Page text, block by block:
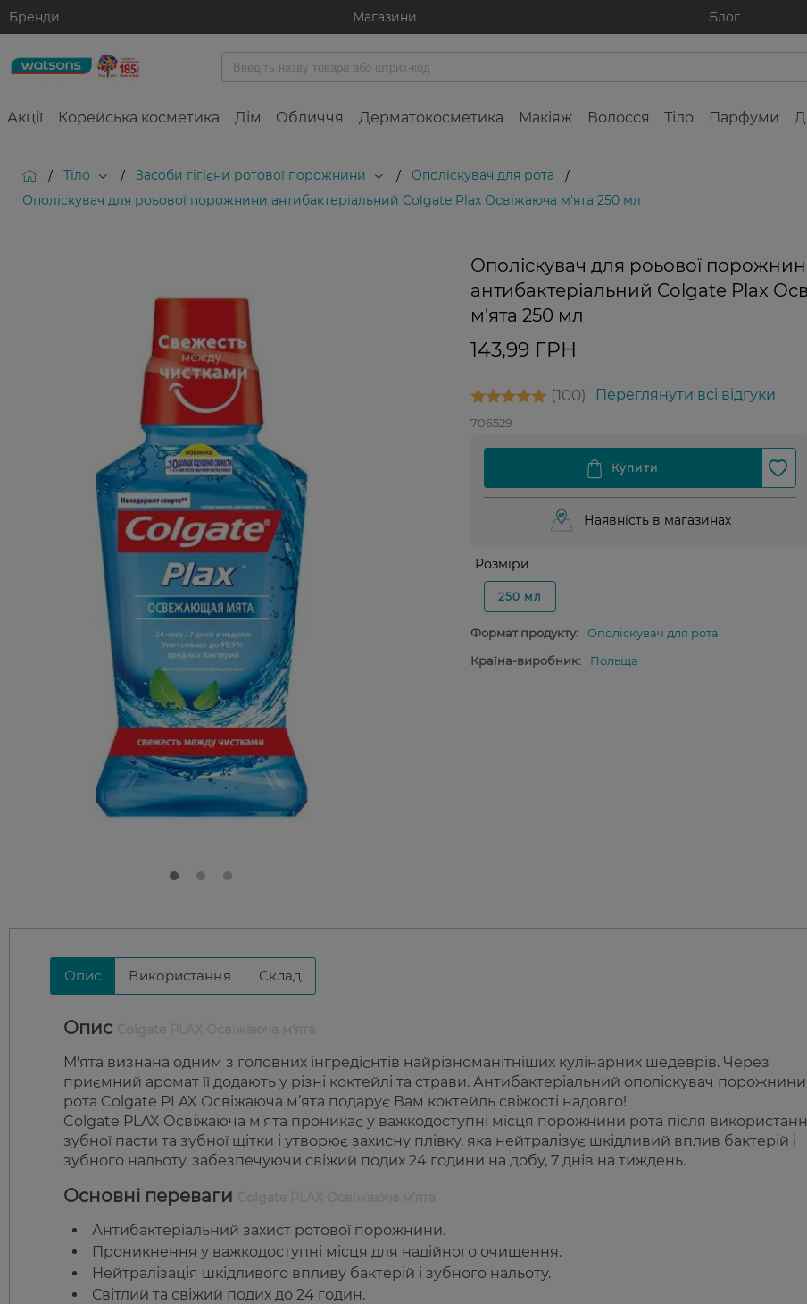
Бренди Магазини Блог
Акції Корейська косметика Дім Обличчя Дерматокосметика Макіяж Волосся Тіло Парфуми
/ Тіло / Засоби гігієни ротової порожнини / Ополіскувач для рота
/
Ополіскувач для роьової порожнини антибактеріальний Colgate Plax Освіжаюча м'ята 250 мл
Ополіскувач для роьової
антибактеріальний Colgate Plax
м'ята 250 мл
143,99 ГРН
100 Переглянути всі відгуки
706529
Наявність в магазинах
Розміри
250 мл
Формат продукту:
Ополіскувач для рота
Країна-виробник:
Польща
Опис Використання Склад
Опис
М'ята визнана одним з головних інгредієнтів найрізноманітніших кулінарних шедеврів. Через
приємний аромат її додають у різні коктейлі та страви. Антибактеріальний ополіскувач порожнини
рота Colgate PLAX Освіжаюча м’ята подарує Вам коктейль свіжості надовго!
Colgate PLAX Освіжаюча м’ята проникає у важкодоступні місця порожнини рота після
зубної пасти та зубної щітки і утворює захисну плівку, яка нейтралізує шкідливий вплив бактерій і
зубного нальоту, забезпечуючи свіжий подих 24 години на добу, 7 днів на тиждень.
Основні переваги
Антибактеріальний захист ротової порожнини.
Проникнення у важкодоступні місця для надійного очищення.
Нейтралізація шкідливого впливу бактерій і зубного нальоту.
Світлий та свіжий подих до 24 годин.